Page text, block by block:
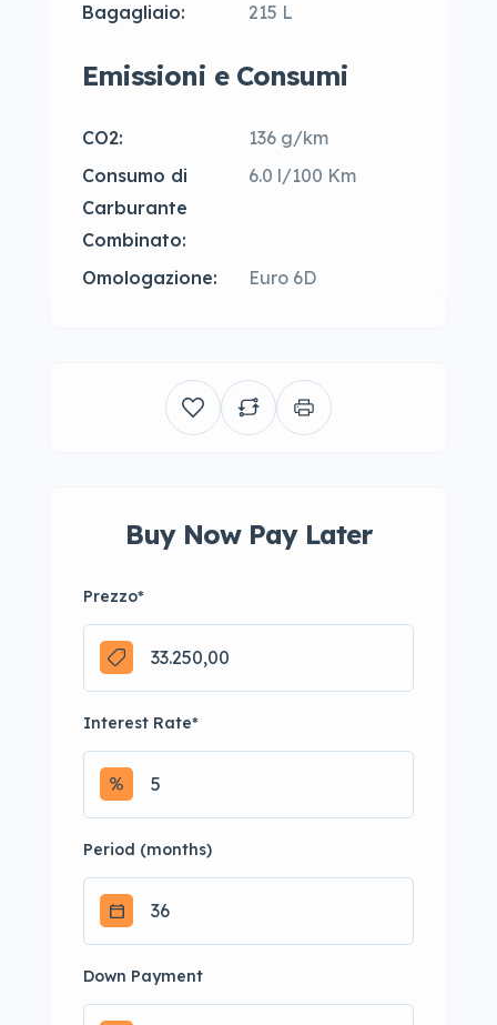
Bagagliaio:
215 L
Emissioni e Consumi
CO2:
136 g/km
Consumo di
Carburante
Combinato:
6.0 l/100 Km
Omologazione: Euro 6D
Buy Now Pay Later
Prezzo*
Interest Rate*
Period (months)
Down Payment